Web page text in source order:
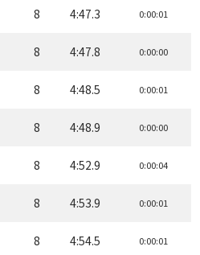
8 4:47.3 0:00:01
8 4:47.8 0:00:00
8 4:48.5 0:00:01
8 4:48.9 0:00:00
8 4:52.9 0:00:04
8 4:53.9 0:00:01
8 4:54.5 0:00:01